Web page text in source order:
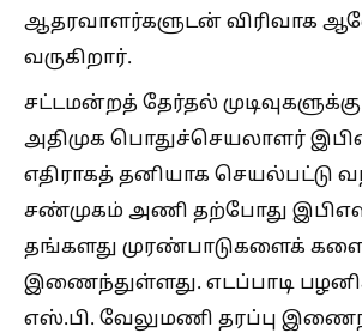
ஆதரவாளர்களுடன் விரிவாக
வருகிறார்.
சட்டமன்றத் தேர்தல்
அதிமுக பொதுச்செயலாளர்
எதிராகத் தனியாக செயல்பட்டு
சண்முகம் அணி தற்போது
தங்களது முரண்பாடுகளைக்
இணைந்துள்ளது. எடப்பாடி
எஸ்.பி. வேலுமணி தரப்பு